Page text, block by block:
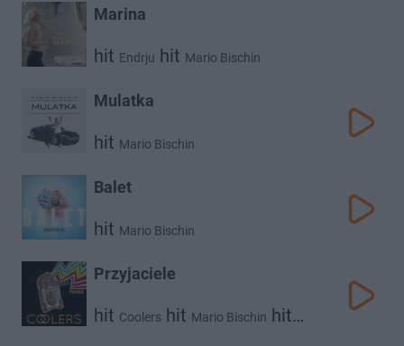
Marina
hit Endrju hit Mario Bischin
Mulatka
hit Mario Bischin
Balet
hit Mario Bischin
Przyjaciele
hit Coolers hit Mario Bischin hit